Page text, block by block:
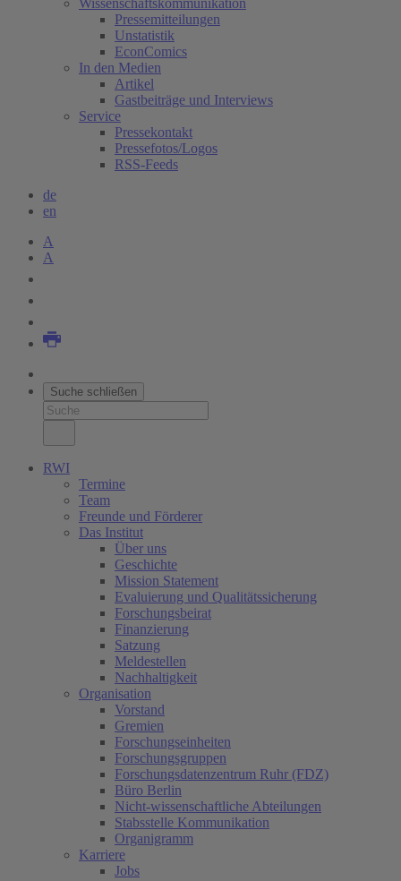
Wissenschaftskommunikation
Pressemitteilungen
Unstatistik
EconComics
In den Medien
Artikel
Gastbeiträge und Interviews
Service
Pressekontakt
Pressefotos/Logos
RSS-Feeds
de
en
A
A
Suche schließen
RWI
Termine
Team
Freunde und Förderer
Das Institut
Über uns
Geschichte
Mission Statement
Evaluierung und Qualitätssicherung
Forschungsbeirat
Finanzierung
Satzung
Meldestellen
Nachhaltigkeit
Organisation
Vorstand
Gremien
Forschungseinheiten
Forschungsgruppen
Forschungsdatenzentrum Ruhr (FDZ)
Büro Berlin
Nicht-wissenschaftliche Abteilungen
Stabsstelle Kommunikation
Organigramm
Karriere
Jobs